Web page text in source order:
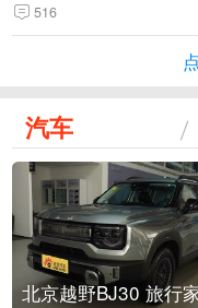
516
汽车
北京越野BJ30 旅行